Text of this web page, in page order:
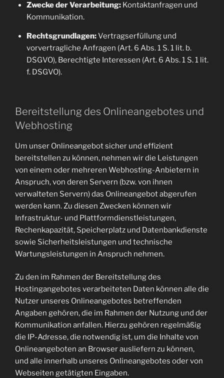
Zwecke der Verarbeitung:Kontaktanfragen und
Kommunikation.
Rechtsgrundlagen:Vertragserfüllung und
vorvertragliche Anfragen (Art. 6 Abs. 1 S. 1 lit. b.
DSGVO), Berechtigte Interessen (Art. 6 Abs. 1 S. 1 lit.
f. DSGVO).
Bereitstellung des Onlineangebotes und
Webhosting
Um unser Onlineangebot sicher und effizient
bereitstellen zu können, nehmen wir die Leistungen
von einem oder mehreren Webhosting-Anbietern in
Anspruch, von deren Servern (bzw. von ihnen
verwalteten Servern) das Onlineangebot abgerufen
werden kann. Zu diesen Zwecken können wir
Infrastruktur- und Plattformdienstleistungen,
Rechenkapazität, Speicherplatz und Datenbankdienste
sowie Sicherheitsleistungen und technische
Wartungsleistungen in Anspruch nehmen.
Zu den im Rahmen der Bereitstellung des
Hostingangebotes verarbeiteten Daten können alle die
Nutzer unseres Onlineangebotes betreffenden
Angaben gehören, die im Rahmen der Nutzung und der
Kommunikation anfallen. Hierzu gehören regelmäßig
die IP-Adresse, die notwendig ist, um die Inhalte von
Onlineangeboten an Browser ausliefern zu können,
und alle innerhalb unseres Onlineangebotes oder von
Webseiten getätigten Eingaben.